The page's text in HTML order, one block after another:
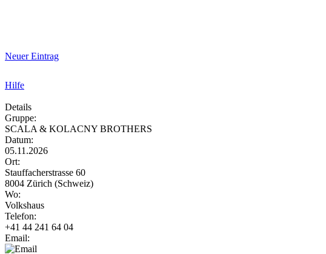
Neuer Eintrag
Hilfe
Details
Gruppe:
SCALA & KOLACNY BROTHERS
Datum:
05.11.2026
Ort:
Stauffacherstrasse 60
8004 Zürich (Schweiz)
Wo:
Volkshaus
Telefon:
+41 44 241 64 04
Email: